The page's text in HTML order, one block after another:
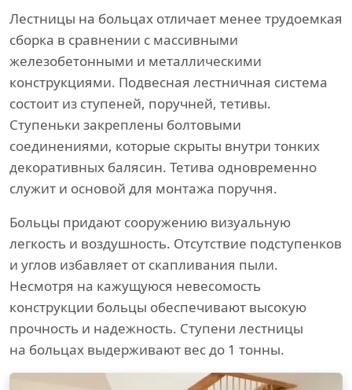
Лестницы на больцах отличает менее трудоемкая
сборка в сравнении с массивными
железобетонными и металлическими
конструкциями. Подвесная лестничная система
состоит из ступеней, поручней, тетивы.
Ступеньки закреплены болтовыми
соединениями, которые скрыты внутри тонких
декоративных балясин. Тетива одновременно
служит и основой для монтажа поручня.
Больцы придают сооружению визуальную
легкость и воздушность. Отсутствие подступенков
и углов избавляет от скапливания пыли.
Несмотря на кажущуюся невесомость
конструкции больцы обеспечивают высокую
прочность и надежность. Ступени лестницы
на больцах выдерживают вес до 1 тонны.